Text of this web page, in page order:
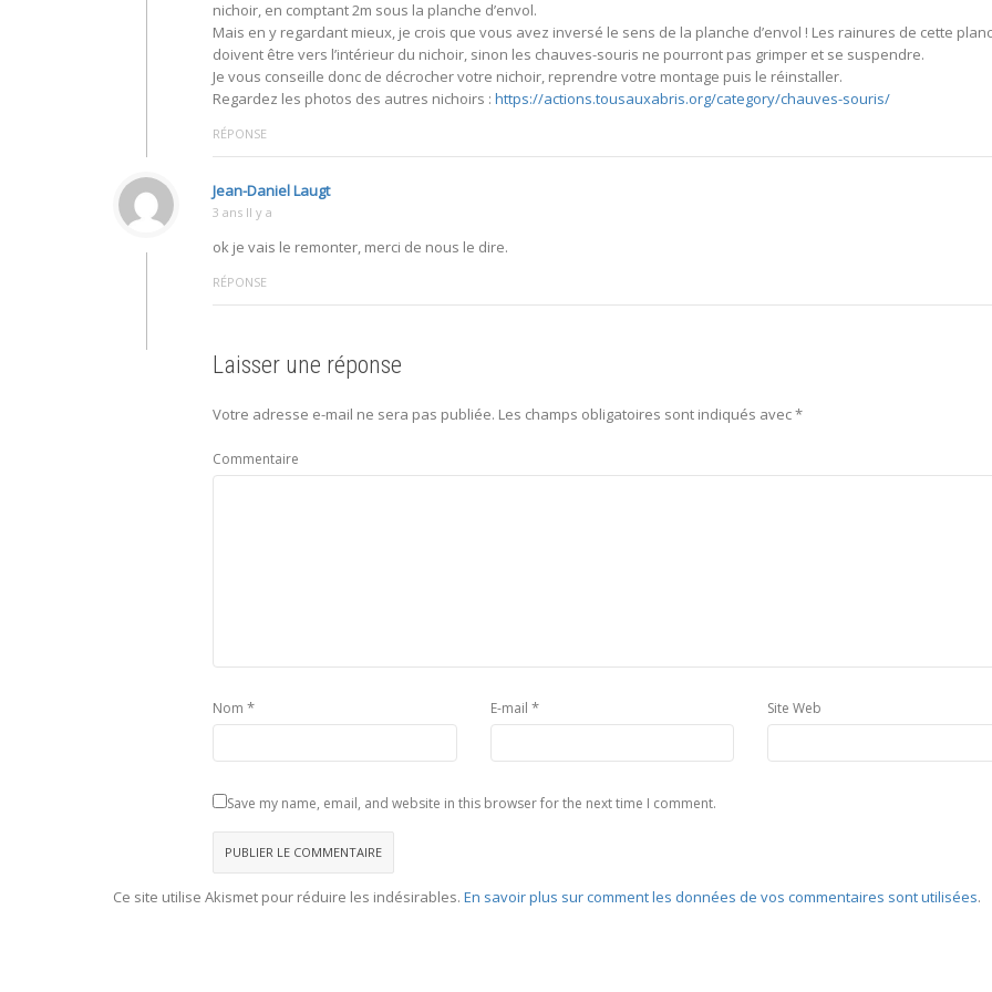
nichoir, en comptant 2m sous la planche d’envol.
Mais en y regardant mieux, je crois que vous avez inversé le sens de la planche d’envol ! Les rainures de cette
doivent être vers l’intérieur du nichoir, sinon les chauves-souris ne pourront pas grimper et se suspendre.
Je vous conseille donc de décrocher votre nichoir, reprendre votre montage puis le réinstaller.
Regardez les photos des autres nichoirs : https://actions.tousauxabris.org/category/chauves-souris/
RÉPONSE
Jean-Daniel Laugt
3 ans Il y a
ok je vais le remonter, merci de nous le dire.
RÉPONSE
Laisser une réponse
Votre adresse e-mail ne sera pas publiée. Les champs obligatoires sont indiqués avec*
Commentaire
Nom * E-mail * Site Web
Save my name, email, and website in this browser for the next time I comment.
Ce site utilise Akismet pour réduire les indésirables. En savoir plus sur comment les données de vos commentaires sont utilisées.